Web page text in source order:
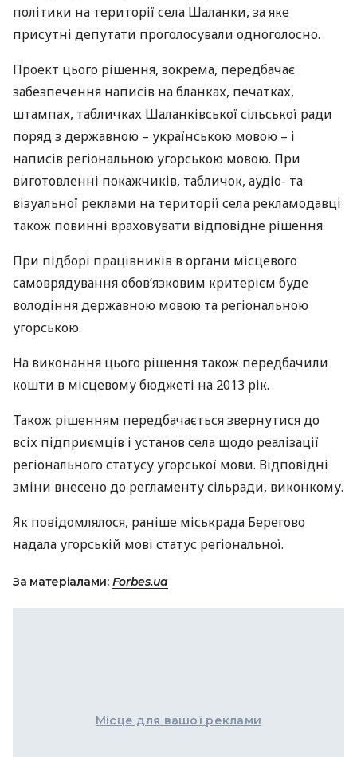
політики на території села Шаланки, за яке
присутні депутати проголосували одноголосно.
Проект цього рішення, зокрема, передбачає
забезпечення написів на бланках, печатках,
штампах, табличках Шаланківської сільської ради
поряд з державною – українською мовою – і
написів регіональною угорською мовою. При
виготовленні покажчиків, табличок, аудіо- та
візуальної реклами на території села рекламодавці
також повинні враховувати відповідне рішення.
При підборі працівників в органи місцевого
самоврядування обов’язковим критерієм буде
володіння державною мовою та регіональною
угорською.
На виконання цього рішення також передбачили
кошти в місцевому бюджеті на 2013 рік.
Також рішенням передбачається звернутися до
всіх підприємців і установ села щодо реалізації
регіонального статусу угорської мови. Відповідні
зміни внесено до регламенту сільради, виконкому.
Як повідомлялося, раніше міськрада Берегово
надала угорській мові статус регіональної.
За матеріалами: Forbes.ua
Місце для вашої реклами